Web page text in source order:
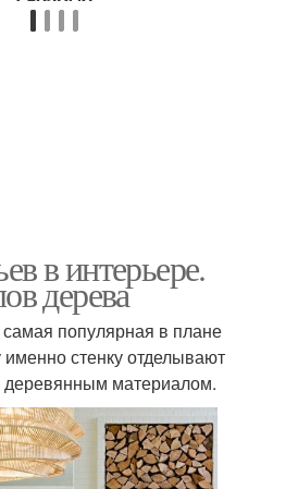
в интерьере.
дерева
популярная в плане
стенку отделывают
деревянным материалом.